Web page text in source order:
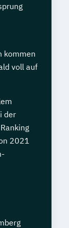
kommen
voll auf
der
2021